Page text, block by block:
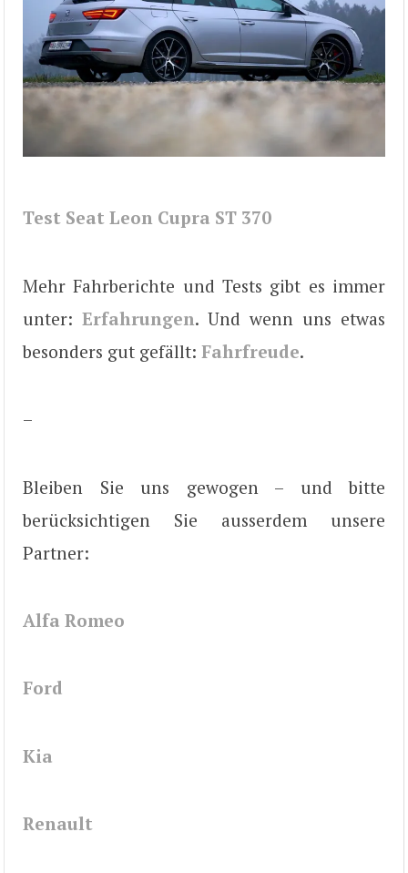
Test Seat Leon Cupra ST 370
Mehr Fahrberichte und Tests gibt es immer
unter: Erfahrungen. Und wenn uns etwas
besonders gut gefällt: Fahrfreude.
–
Bleiben Sie uns gewogen – und bitte
berücksichtigen Sie ausserdem unsere
Partner:
Alfa Romeo
Ford
Kia
Renault